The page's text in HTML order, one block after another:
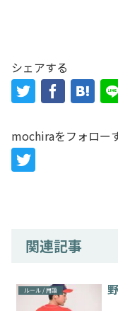
シェアする
mochiraをフォロー
関連記事
ルール / 用語